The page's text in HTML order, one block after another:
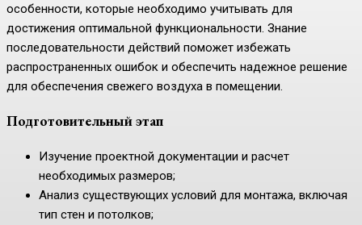
особенности, которые необходимо учитывать для
достижения оптимальной функциональности. Знание
последовательности действий поможет избежать
распространенных ошибок и обеспечить надежное решение
для обеспечения свежего воздуха в помещении.
Подготовительный этап
Изучение проектной документации и расчет
необходимых размеров;
Анализ существующих условий для монтажа, включая
тип стен и потолков;